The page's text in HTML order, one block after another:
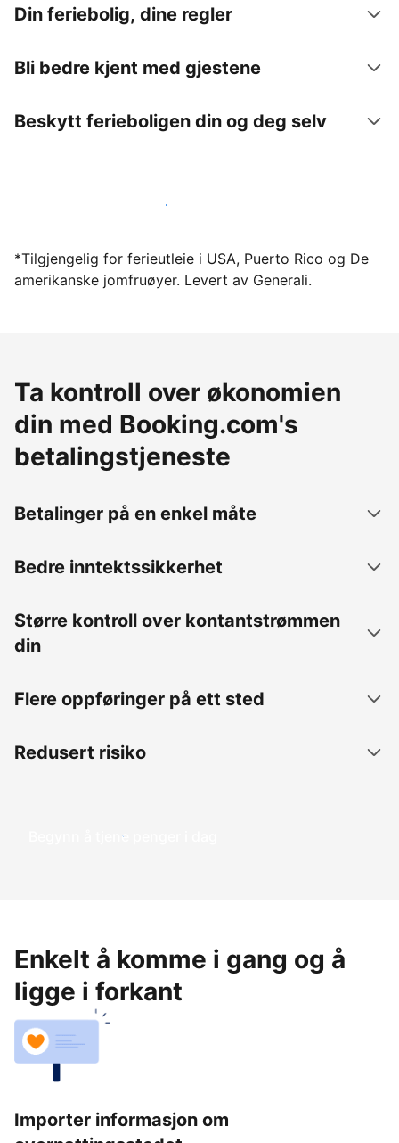
Din feriebolig, dine regler
Bli bedre kjent med gjestene
Beskytt ferieboligen din og deg selv
Lei ut ferieboligen din gjennom oss i dag
*Tilgjengelig for ferieutleie i USA, Puerto Rico og De
amerikanske jomfruøyer. Levert av Generali.
Ta kontroll over økonomien
din med Booking.com's
betalingstjeneste
Betalinger på en enkel måte
Bedre inntektssikkerhet
Større kontroll over kontantstrømmen
din
Flere oppføringer på ett sted
Redusert risiko
Begynn å tjene penger i dag
Enkelt å komme i gang og å
ligge i forkant
Importer informasjon om